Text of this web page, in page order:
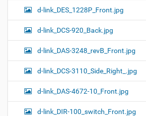
d-link_DES_1228P_Front.jpg
d-link_DCS-920_Back.jpg
d-link_DAS-3248_revB_Front.jpg
d-link_DCS-3110_Side_Right_.jpg
d-link_DAS-4672-10_Front.jpg
d-link_DIR-100_switch_Front.jpg